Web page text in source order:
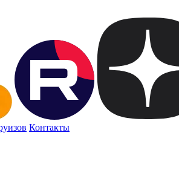
Контакты